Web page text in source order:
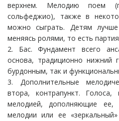
верхнем. Мелодию поем
сольфеджио), также в
можно сыграть. Детям
меняясь ролями, то есть
2. Бас. Фундамент всего
основа, традиционно нижний
бурдонным, так и
3. Дополнительные
втора, контрапункт.
мелодией, дополняющие ее,
мелодии или ее